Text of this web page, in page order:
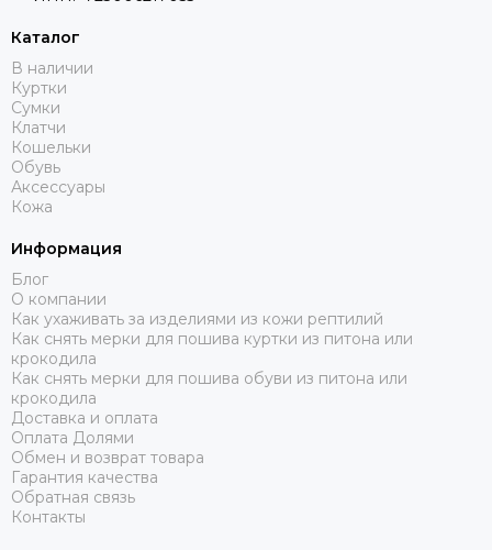
Каталог
В наличии
Куртки
Сумки
Клатчи
Кошельки
Обувь
Аксессуары
Кожа
Информация
Блог
О компании
Как ухаживать за изделиями из кожи рептилий
Как снять мерки для пошива куртки из питона или
крокодила
Как снять мерки для пошива обуви из питона или
крокодила
Доставка и оплата
Оплата Долями
Обмен и возврат товара
Гарантия качества
Обратная связь
Контакты